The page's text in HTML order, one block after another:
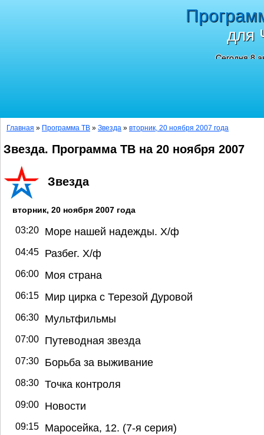
для
Сегодня 8
Главная » Программа ТВ » Звезда » вторник, 20 ноября 2007 года
Звезда. Программа ТВ на 20 ноября 2007
Звезда
вторник, 20 ноября 2007 года
03:20 Море нашей надежды. Х/ф
04:45 Разбег. Х/ф
06:00 Моя страна
06:15 Мир цирка с Терезой Дуровой
06:30 Мультфильмы
07:00 Путеводная звезда
07:30 Борьба за выживание
08:30 Точка контроля
09:00 Новости
09:15 Маросейка, 12. (7-я серия)